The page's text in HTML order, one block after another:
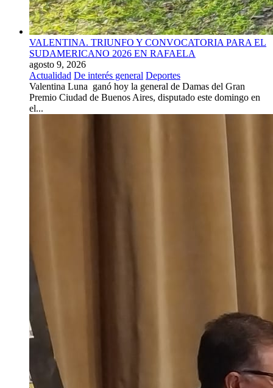
VALENTINA. TRIUNFO Y CONVOCATORIA PARA EL
SUDAMERICANO 2026 EN RAFAELA
agosto 9, 2026
Actualidad De interés general Deportes
Valentina Luna ganó hoy la general de Damas del Gran
Premio Ciudad de Buenos Aires, disputado este domingo en
el...